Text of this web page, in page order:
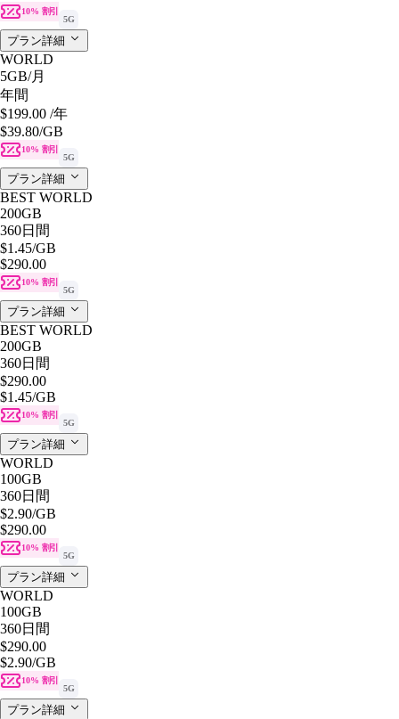
10% 割引
5G
プラン詳細
WORLD
5GB/月
年間
$199.00 /年
$39.80/GB
10% 割引
5G
プラン詳細
BEST WORLD
200GB
360日間
$1.45/GB
$290.00
10% 割引
5G
プラン詳細
BEST WORLD
200GB
360日間
$290.00
$1.45/GB
10% 割引
5G
プラン詳細
WORLD
100GB
360日間
$2.90/GB
$290.00
10% 割引
5G
プラン詳細
WORLD
100GB
360日間
$290.00
$2.90/GB
10% 割引
5G
プラン詳細